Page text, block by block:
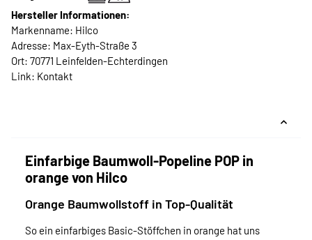
Hersteller Informationen:
Markenname: Hilco
Adresse: Max-Eyth-Straße 3
Ort: 70771 Leinfelden-Echterdingen
Link: Kontakt
Einfarbige Baumwoll-Popeline POP in
orange von Hilco
Orange Baumwollstoff in Top-Qualität
So ein einfarbiges Basic-Stöffchen in orange hat uns